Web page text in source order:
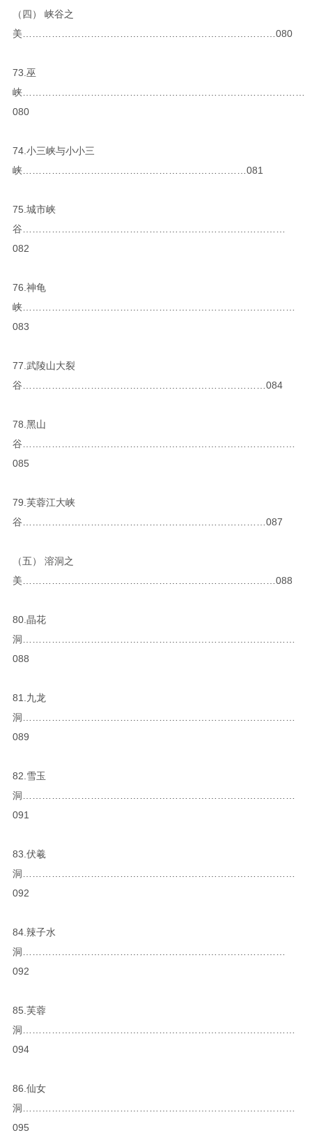
（四） 峡谷之
美……………………………………………………………………080
73.巫
峡……………………………………………………………………………
080
74.小三峡与小小三
峡……………………………………………………………081
75.城市峡
谷………………………………………………………………………
082
76.神龟
峡…………………………………………………………………………
083
77.武陵山大裂
谷…………………………………………………………………084
78.黑山
谷…………………………………………………………………………
085
79.芙蓉江大峡
谷…………………………………………………………………087
（五） 溶洞之
美……………………………………………………………………088
80.晶花
洞…………………………………………………………………………
088
81.九龙
洞…………………………………………………………………………
089
82.雪玉
洞…………………………………………………………………………
091
83.伏羲
洞…………………………………………………………………………
092
84.辣子水
洞………………………………………………………………………
092
85.芙蓉
洞…………………………………………………………………………
094
86.仙女
洞…………………………………………………………………………
095